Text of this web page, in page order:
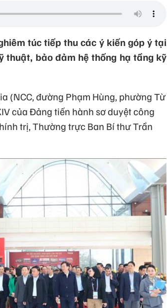
túc tiếp thu các ý kiến góp ý tại
thuật, bảo đảm hệ thống hạ tầng kỹ
(NCC, đường Phạm Hùng, phường Từ
của Đảng tiến hành sơ duyệt công
trị, Thường trực Ban Bí thư Trần